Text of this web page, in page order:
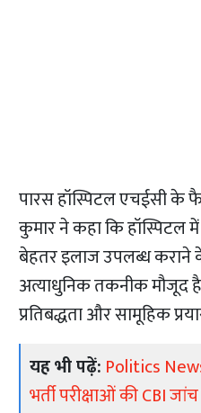
पारस हॉस्पिटल एचईसी के
कुमार ने कहा कि हॉस्पिटल
बेहतर इलाज उपलब्ध कराने
अत्याधुनिक तकनीक मौजूद
प्रतिबद्धता और सामूहिक
यह भी पढ़ें: Politics
भर्ती परीक्षाओं की CBI